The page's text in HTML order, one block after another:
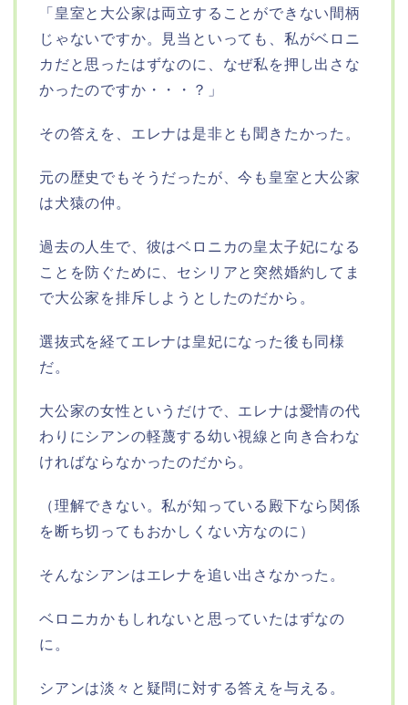
「皇室と大公家は両立することができない間柄
じゃないですか。見当といっても、私がベロニ
カだと思ったはずなのに、なぜ私を押し出さな
かったのですか・・・？」
その答えを、エレナは是非とも聞きたかった。
元の歴史でもそうだったが、今も皇室と大公家
は犬猿の仲。
過去の人生で、彼はベロニカの皇太子妃になる
ことを防ぐために、セシリアと突然婚約してま
で大公家を排斥しようとしたのだから。
選抜式を経てエレナは皇妃になった後も同様
だ。
大公家の女性というだけで、エレナは愛情の代
わりにシアンの軽蔑する幼い視線と向き合わな
ければならなかったのだから。
（理解できない。私が知っている殿下なら関係
を断ち切ってもおかしくない方なのに）
そんなシアンはエレナを追い出さなかった。
ベロニカかもしれないと思っていたはずなの
に。
シアンは淡々と疑問に対する答えを与える。